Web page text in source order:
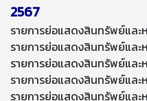
2567
รายการย่อแสดงสินทรัพย์แล
รายการย่อแสดงสินทรัพย์แล
รายการย่อแสดงสินทรัพย์แล
รายการย่อแสดงสินทรัพย์แล
รายการย่อแสดงสินทรัพย์แล